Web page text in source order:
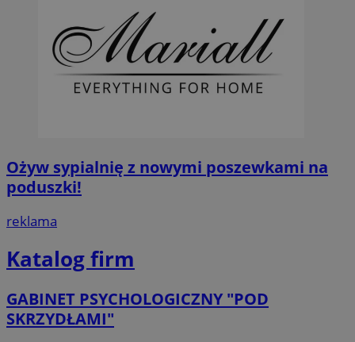
Ożyw sypialnię z nowymi poszewkami na
poduszki!
reklama
Katalog firm
GABINET PSYCHOLOGICZNY "POD
SKRZYDŁAMI"